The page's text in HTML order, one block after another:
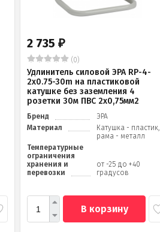
2 735₽
(0)
Удлинитель силовой ЭРА RP-4-
2x0.75-30m на пластиковой
катушке без заземления 4
розетки 30м ПВС 2х0,75мм2
Бренд
ЭРА
Материал
Катушка - пластик,
рама - металл
Температурные
ограничения
хранения и
перевозки
от -25 до +40
градусов
В корзину